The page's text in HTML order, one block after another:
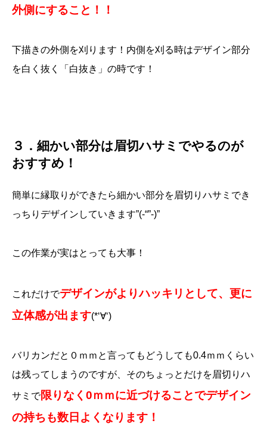
外側にすること！！
下描きの外側を刈ります！内側を刈る時はデザイン部分
を白く抜く「白抜き」の時です！
３．細かい部分は眉切ハサミでやるのが
おすすめ！
簡単に縁取りができたら細かい部分を眉切りハサミでき
っちりデザインしていきます”(-“”-)”
この作業が実はとっても大事！
これだけでデザインがよりハッキリとして、更に
立体感が出ます(*‘∀‘)
バリカンだと０ｍｍと言ってもどうしても0.4ｍｍくらい
は残ってしまうのですが、そのちょっとだけを眉切りハ
サミで限りなく0ｍｍに近づけることでデザイン
の持ちも数日よくなります！